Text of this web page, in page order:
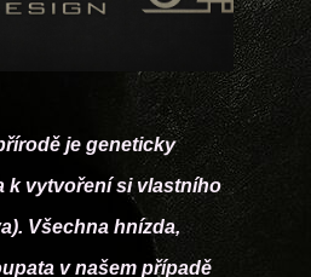
je geneticky
k vytvoření si vlastního
Všechna hnízda,
v našem případě